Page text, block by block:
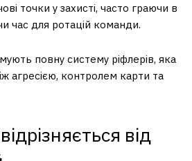
точки у захисті, часто граючи в
час для ротацій команди.
повну систему ріфлерів, яка
агресією, контролем карти та
від